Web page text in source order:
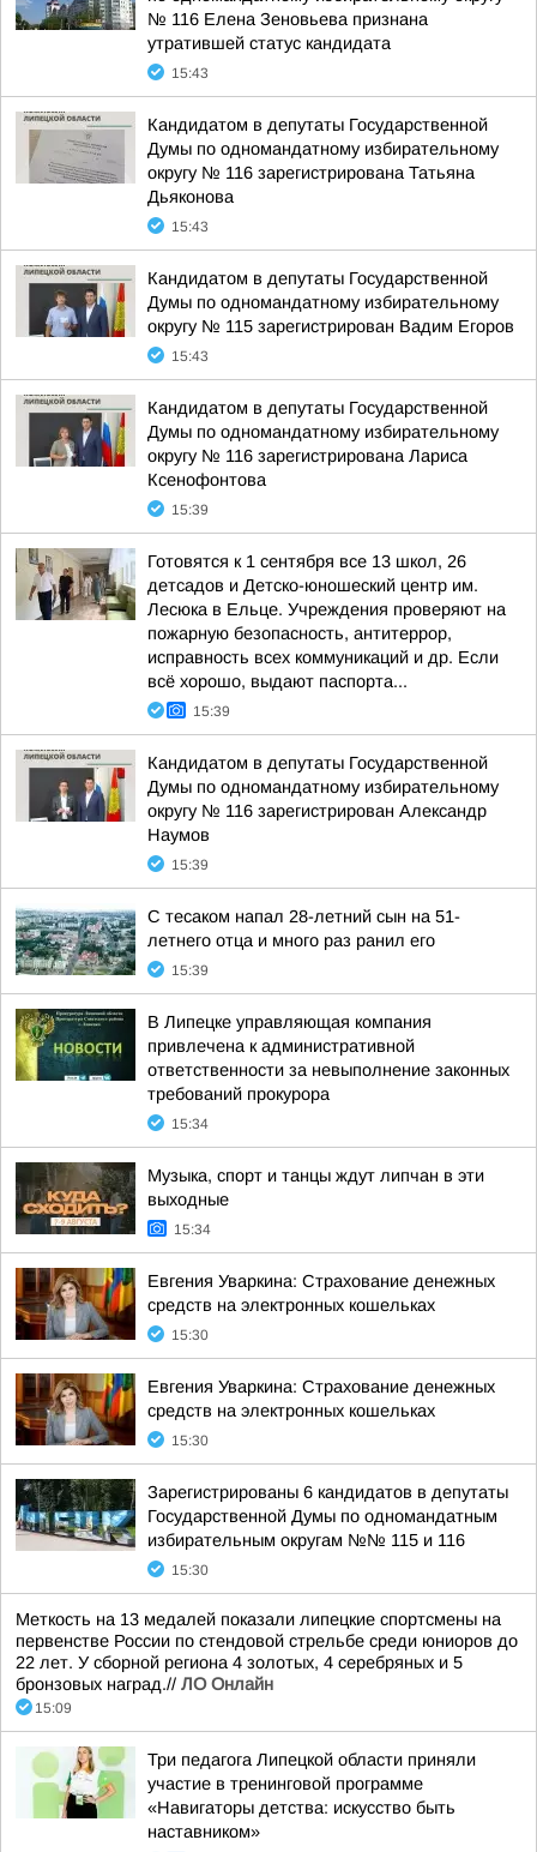
№ 116 Елена Зеновьева признана
утратившей статус кандидата
15:43
Кандидатом в депутаты Государственной
Думы по одномандатному избирательному
округу № 116 зарегистрирована Татьяна
Дьяконова
15:43
Кандидатом в депутаты Государственной
Думы по одномандатному избирательному
округу № 115 зарегистрирован Вадим Егоров
15:43
Кандидатом в депутаты Государственной
Думы по одномандатному избирательному
округу № 116 зарегистрирована Лариса
Ксенофонтова
15:39
Готовятся к 1 сентября все 13 школ, 26
детсадов и Детско-юношеский центр им.
Лесюка в Ельце. Учреждения проверяют на
пожарную безопасность, антитеррор,
исправность всех коммуникаций и др. Если
всё хорошо, выдают паспорта...
15:39
Кандидатом в депутаты Государственной
Думы по одномандатному избирательному
округу № 116 зарегистрирован Александр
Наумов
15:39
С тесаком напал 28-летний сын на 51-
летнего отца и много раз ранил его
15:39
В Липецке управляющая компания
привлечена к административной
ответственности за невыполнение законных
требований прокурора
15:34
Музыка, спорт и танцы ждут липчан в эти
выходные
15:34
Евгения Уваркина: Страхование денежных
средств на электронных кошельках
15:30
Евгения Уваркина: Страхование денежных
средств на электронных кошельках
15:30
Зарегистрированы 6 кандидатов в депутаты
Государственной Думы по одномандатным
избирательным округам №№ 115 и 116
15:30
Меткость на 13 медалей показали липецкие спортсмены на
первенстве России по стендовой стрельбе среди юниоров до
22 лет. У сборной региона 4 золотых, 4 серебряных и 5
бронзовых наград.// ЛО Онлайн
15:09
Три педагога Липецкой области приняли
участие в тренинговой программе
«Навигаторы детства: искусство быть
наставником»